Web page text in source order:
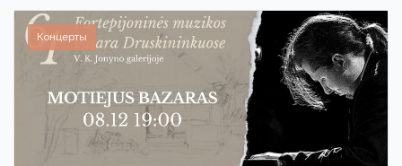
Концерты